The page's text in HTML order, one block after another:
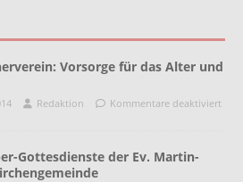
Vorsorge für das Alter und
Redaktion Kommentare deaktiviert
Gottesdienste der Ev. Martin-